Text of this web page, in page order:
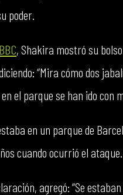
poder.
BBC, Shakira mostró su
“Mira cómo dos
el parque se han ido con
en un parque de
cuando ocurrió el ataque.
agregó: “Se